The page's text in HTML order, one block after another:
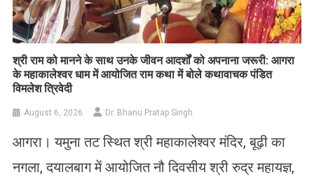
​श्री राम को मानने के साथ उनके जीवन आदर्शों को अपनाना जरूरी: आगरा
के महाकालेश्वर धाम में आयोजित राम कथा में बोले कथावाचक पंडित
विमलेश त्रिवेदी
August 6, 2026 Dr. Bhanu Pratap Singh
आगरा। यमुना तट स्थित श्री महाकालेश्वर मंदिर, बूढ़ी का
नगला, दयालबाग में आयोजित नौ दिवसीय श्री रुद्र महायज्ञ,